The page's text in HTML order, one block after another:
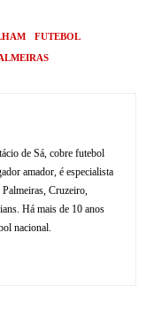
FUTEBOL
de Sá, cobre futebol
amador, é especialista
Cruzeiro,
Há mais de 10 anos
nacional.